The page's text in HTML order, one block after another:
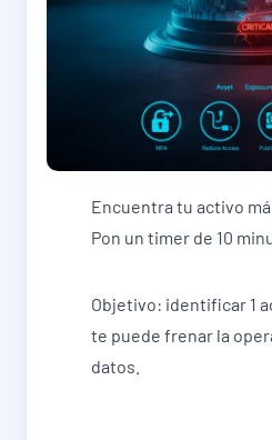
Encuentra tu activo
Pon un timer de 10
Objetivo: identificar 1
te puede frenar la
datos.